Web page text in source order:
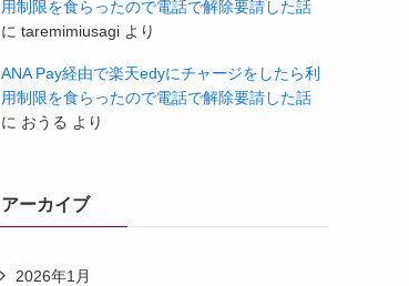
用制限を食らったので電話で解除要請した話
に taremimiusagi より
ANA Pay経由で楽天edyにチャージをしたら利
用制限を食らったので電話で解除要請した話
に おうる より
アーカイブ
2026年1月